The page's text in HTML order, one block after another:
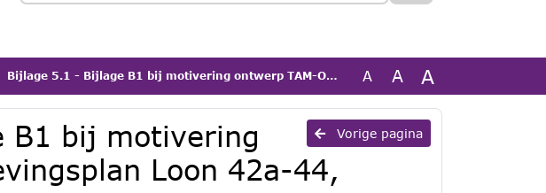
Bijlage 5.1 - Bijlage B1 bij motivering ontwerp TAM-Omgevingsplan Loon 42a-44, Liessel A A A
Vorige pagina
B1 bij motivering
Loon 42a-44,